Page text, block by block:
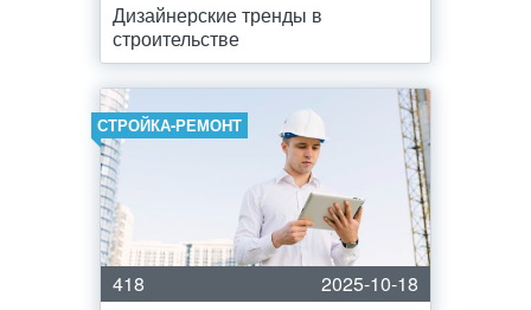
Дизайнерские тренды в
строительстве
СТРОЙКА-РЕМОНТ
418
2025-10-18